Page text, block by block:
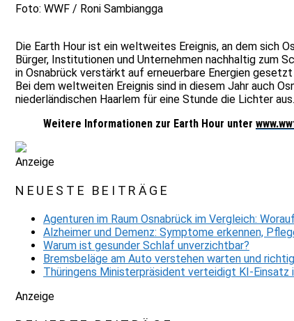
Foto: WWF / Roni Sambiangga
Die Earth Hour ist ein weltweites Ereignis, an dem sich
Bürger, Institutionen und Unternehmen nachhaltig zum
in Osnabrück verstärkt auf erneuerbare Energien
Bei dem weltweiten Ereignis sind in diesem Jahr auch
niederländischen Haarlem für eine Stunde die Lichter aus.
Weitere Informationen zur Earth Hour unter
Anzeige
NEUESTE BEITRÄGE
Agenturen im Raum Osnabrück im Vergleich:
Alzheimer und Demenz: Symptome erkennen,
Warum ist gesunder Schlaf unverzichtbar?
Bremsbeläge am Auto verstehen warten und
Thüringens Ministerpräsident verteidigt KI-Einsatz
Anzeige